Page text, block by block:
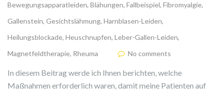
Bewegungsapparatleiden, Blähungen, Fallbeispiel, Fibromyalgie,
Gallenstein, Gesichtslähmung, Harnblasen-Leiden,
Heilungsblockade, Heuschnupfen, Leber-Gallen-Leiden,
Magnetfeldtherapie, Rheuma No comments
In diesem Beitrag werde ich Ihnen berichten, welche
Maßnahmen erforderlich waren, damit meine Patienten auf